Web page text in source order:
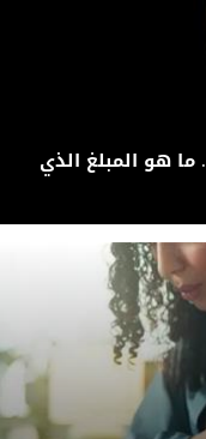
هو المبلغ الذي